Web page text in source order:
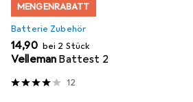
MENGENRABATT
Batterie Zubehör
EUR
14,90 bei 2 Stück
Velleman Battest 2
12